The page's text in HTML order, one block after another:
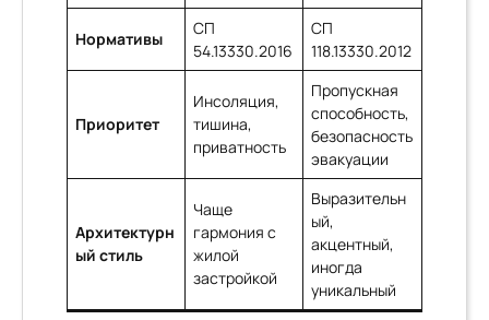
Нормативы
СП
54.13330.2016
СП
118.13330.2012
Приоритет
Инсоляция,
тишина,
приватность
Пропускная
способность,
безопасность
эвакуации
Архитектурн
ый стиль
Чаще
гармония с
жилой
застройкой
Выразительн
ый,
акцентный,
иногда
уникальный